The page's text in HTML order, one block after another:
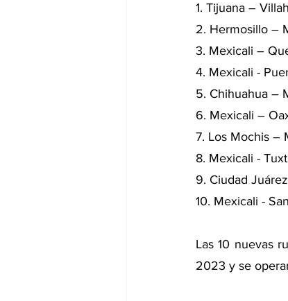
1. Tijuana –
2. Hermosillo –
3. Mexicali –
4. Mexicali -
5. Chihuahua –
6. Mexicali –
7. Los Mochis –
8. Mexicali -
9. Ciudad
10. Mexicali -
Las 10 nuevas
2023 y se